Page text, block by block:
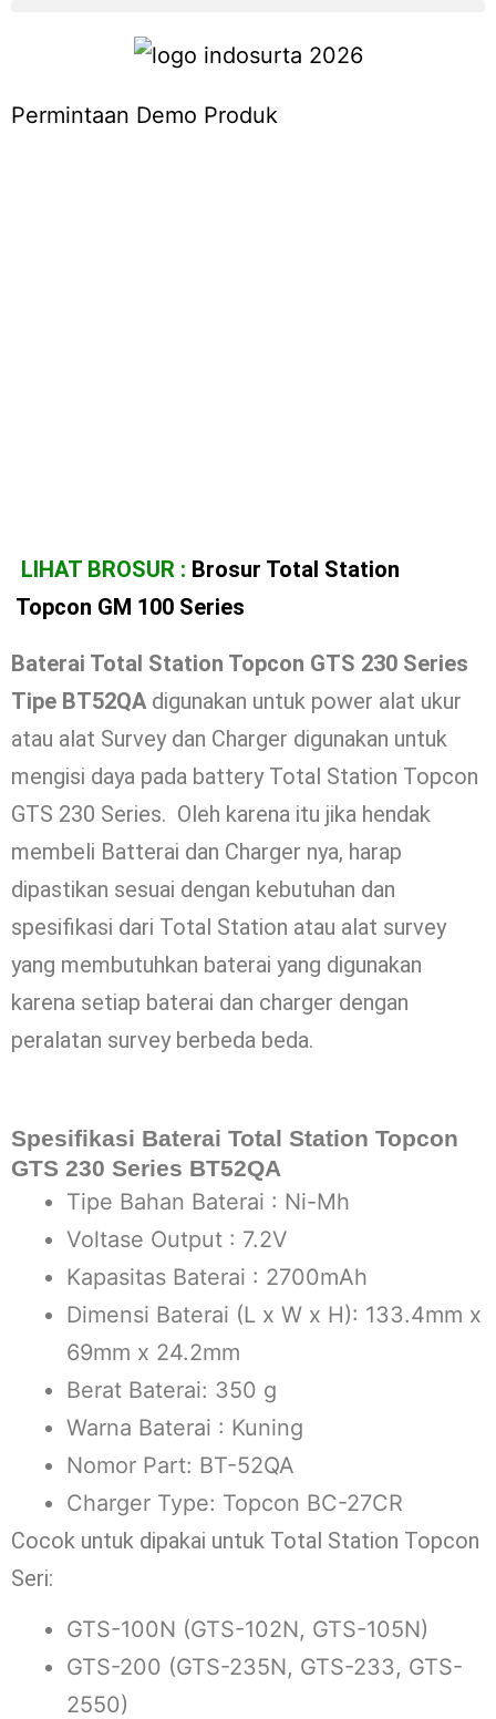
Permintaan Demo Produk
LIHAT BROSUR : Brosur Total Station
Topcon GM 100 Series
Baterai Total Station Topcon GTS 230 Series
Tipe BT52QA digunakan untuk power alat ukur
atau alat Survey dan Charger digunakan untuk
mengisi daya pada battery Total Station Topcon
GTS 230 Series. Oleh karena itu jika hendak
membeli Batterai dan Charger nya, harap
dipastikan sesuai dengan kebutuhan dan
spesifikasi dari Total Station atau alat survey
yang membutuhkan baterai yang digunakan
karena setiap baterai dan charger dengan
peralatan survey berbeda beda.
Spesifikasi Baterai Total Station Topcon
GTS 230 Series BT52QA
Tipe Bahan Baterai : Ni-Mh
Voltase Output : 7.2V
Kapasitas Baterai : 2700mAh
Dimensi Baterai (L x W x H): 133.4mm x
69mm x 24.2mm
Berat Baterai: 350 g
Warna Baterai : Kuning
Nomor Part: BT-52QA
Charger Type: Topcon BC-27CR
Cocok untuk dipakai untuk Total Station Topcon
Seri:
GTS-100N (GTS-102N, GTS-105N)
GTS-200 (GTS-235N, GTS-233, GTS-
2550)